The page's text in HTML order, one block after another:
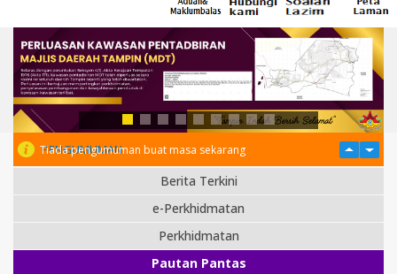
PENGUMUMAN
Tiada pengumuman buat masa sekarang
Berita Terkini
e-Perkhidmatan
Perkhidmatan
Pautan Pantas